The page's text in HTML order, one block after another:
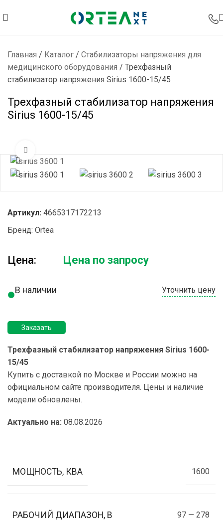
Главная / Каталог / Стабилизаторы напряжения для
медицинского оборудования / Трехфазный
стабилизатор напряжения Sirius 1600-15/45
Трехфазный стабилизатор напряжения
Sirius 1600-15/45
Артикул: 4665317172213
Бренд: Ortea
Цена: Цена по запросу
В наличии Уточнить цену
Заказать
Трехфазный стабилизатор напряжения Sirius 1600-
15/45
Купить с доставкой по Москве и России можно на
официальном сайте производителя. Цены и наличие
модели обновлены.
Актуально на: 08.08.2026
МОЩНОСТЬ, КВА 1600
РАБОЧИЙ ДИАПАЗОН, В 97 — 278